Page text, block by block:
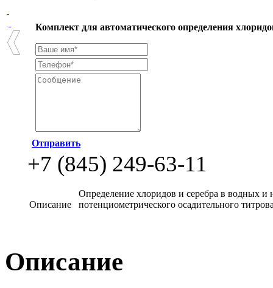
Комплект для автоматического определения
Отправить
+7 (845) 249-63-11
Описание
Определение хлоридов и серебра в водных и
потенциометрического осадительного
Описание